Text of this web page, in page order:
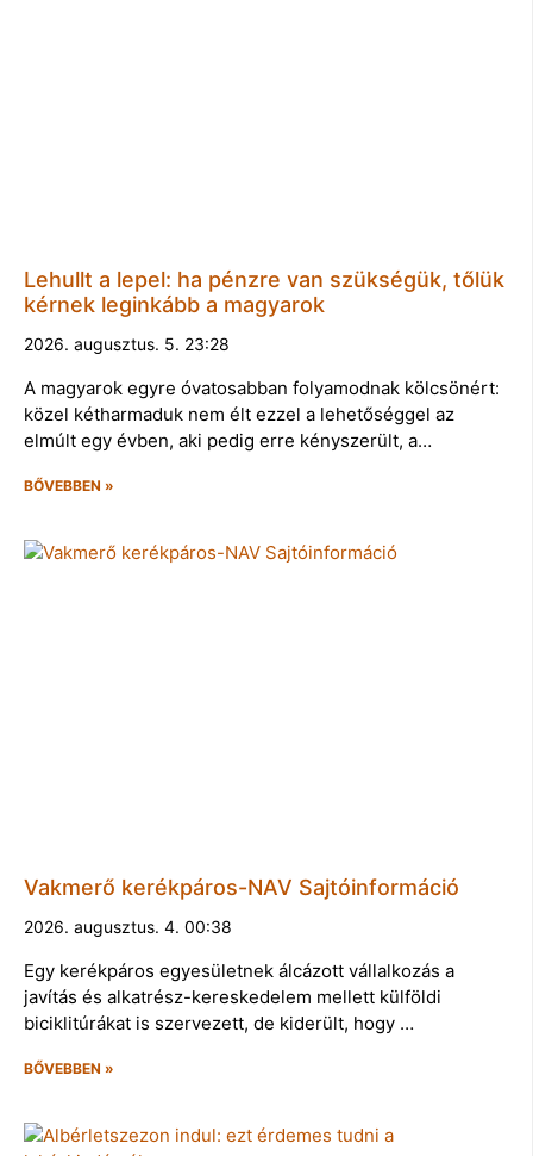
Lehullt a lepel: ha pénzre van szükségük, tőlük
kérnek leginkább a magyarok
2026. augusztus. 5. 23:28
A magyarok egyre óvatosabban folyamodnak kölcsönért:
közel kétharmaduk nem élt ezzel a lehetőséggel az
elmúlt egy évben, aki pedig erre kényszerült, a…
BŐVEBBEN »
Vakmerő kerékpáros-NAV Sajtóinformáció
2026. augusztus. 4. 00:38
Egy kerékpáros egyesületnek álcázott vállalkozás a
javítás és alkatrész-kereskedelem mellett külföldi
biciklitúrákat is szervezett, de kiderült, hogy …
BŐVEBBEN »